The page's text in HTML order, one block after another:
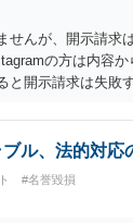
せんが、開示請
の方は内容
と開示請求は失敗
ることは可能で
判決となった場合
ル、法的対応
#名誉毀損